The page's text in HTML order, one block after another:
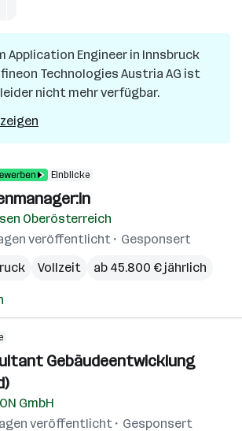
Application Engineer in Innsbruck
Technologies Austria AG ist
nicht mehr verfügbar.
Einblicke
Oberösterreich
veröffentlicht
Gesponsert
Vollzeit ab 45.800 € jährlich
Gebäudeentwicklung
GmbH
veröffentlicht
Gesponsert